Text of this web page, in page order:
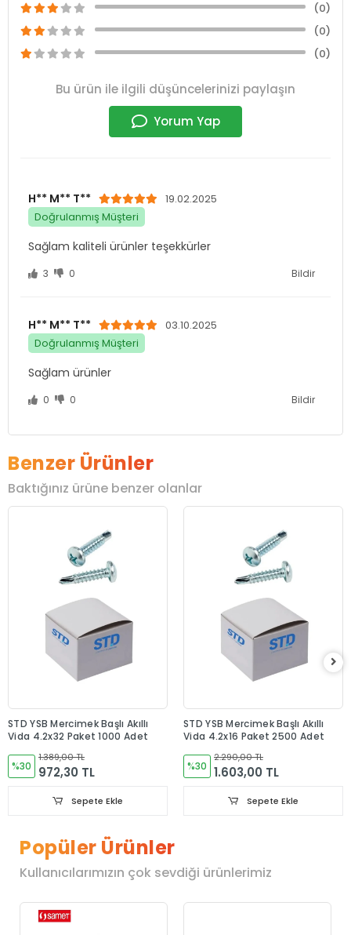
(0)
(0)
(0)
Bu ürün ile ilgili düşüncelerinizi paylaşın
Yorum Yap
H** M** T**
19.02.2025
Doğrulanmış Müşteri
Sağlam kaliteli ürünler teşekkürler
3 0 Bildir
H** M** T**
03.10.2025
Doğrulanmış Müşteri
Sağlam ürünler
0 0 Bildir
Benzer Ürünler
Baktığınız ürüne benzer olanlar
STD YSB Mercimek Başlı Akıllı
Vida 4.2x32 Paket 1000 Adet
%30
1.389,00 TL
972,30 TL
Sepete Ekle
STD YSB Mercimek Başlı Akıllı
Vida 4.2x16 Paket 2500 Adet
%30
2.290,00 TL
1.603,00 TL
Sepete Ekle
Popüler Ürünler
Kullanıcılarımızın çok sevdiği ürünlerimiz